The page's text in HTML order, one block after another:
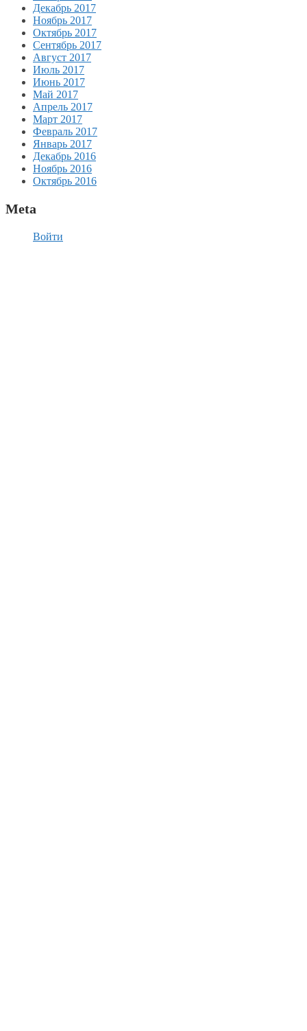
Декабрь 2017
Ноябрь 2017
Октябрь 2017
Сентябрь 2017
Август 2017
Июль 2017
Июнь 2017
Май 2017
Апрель 2017
Март 2017
Февраль 2017
Январь 2017
Декабрь 2016
Ноябрь 2016
Октябрь 2016
Meta
Войти